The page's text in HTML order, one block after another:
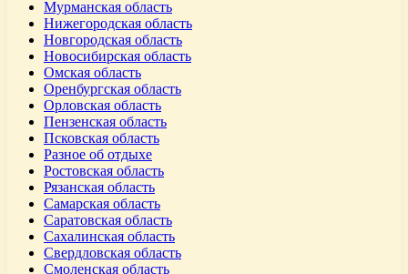
Мурманская область
Нижегородская область
Новгородская область
Новосибирская область
Омская область
Оренбургская область
Орловская область
Пензенская область
Псковская область
Разное об отдыхе
Ростовская область
Рязанская область
Самарская область
Саратовская область
Сахалинская область
Свердловская область
Смоленская область